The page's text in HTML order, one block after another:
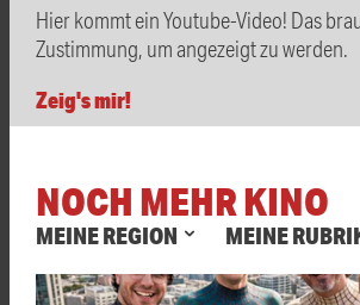
Hier kommt ein Youtube-Video! Das
Zustimmung, um angezeigt zu werden.
Zeig's mir!
NOCH MEHR KINO
MEINE REGION MEINE